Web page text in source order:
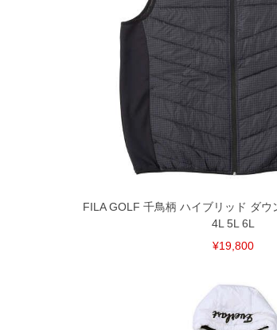
※上記サイズが実際の商品に付いているタグのサ
扱い前に商品付属タグの記載もご確認下さい。
※当店での掲載商品は、実店鋪と在庫を共用して
のお取り寄せ等により、お客様にご迷惑をお掛け
ことがない様最大限に努めておりますが、もしあ
で予めご了承ください。
※【ボトムの裾上げをご希望の場合】
裾上げ料金は500円+税となります。
備考欄に股下●cmとご記入下さい。（裾上げ無料
が対象。1本5,999円以下の商品は有料（500円+税
出荷まで約1週間～20日間程お時間を頂く場合が
一部、お直しに対応出来ない商品がございます。
いる、極端なデザインが施されている等)
FILA GOLF 千鳥柄 ハイブリッド ダウ
4L 5L 6L
¥19,800